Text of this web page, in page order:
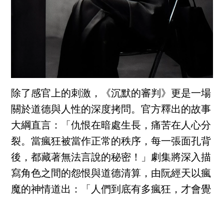
除了感官上的刺激，《沉默的審判》更是一場
關於道德與人性的深度拷問。官方釋出的故事
大綱直言：「仇恨在暗處生長，痛苦在人心分
裂。當瘋狂被當作正常的秩序，每一張面孔背
後，都藏著無法言說的秘密！」劇集將深入描
寫角色之間的怨恨與道德清算，由阮經天以瘋
魔的神情道出：「人們到底有多瘋狂，才會覺